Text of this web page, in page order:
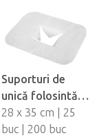
Suporturi de
unică folosintă
pentru orificiul
fetei din material
28 x 35 cm | 25
buc | 200 buc